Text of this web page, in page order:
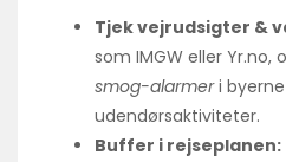
Tjek vejrudsigter &
som IMGW eller Yr.no,
smog-alarmeri byerne
udendørsaktiviteter.
Buffer i rejseplanen: